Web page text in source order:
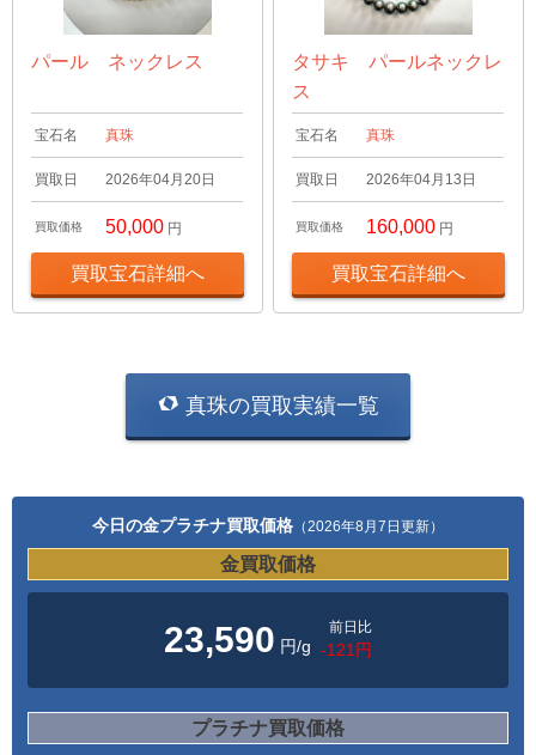
パール ネックレス
宝石名 真珠
買取日 2026年04月20日
買取価格 50,000 円
買取宝石詳細へ
タサキ パールネックレ
ス
宝石名 真珠
買取日 2026年04月13日
買取価格 160,000 円
買取宝石詳細へ
真珠の買取実績一覧
今日の金プラチナ買取価格 （2026年8月7日更新）
金買取価格
23,590 円/g
前日比
-121円
プラチナ買取価格